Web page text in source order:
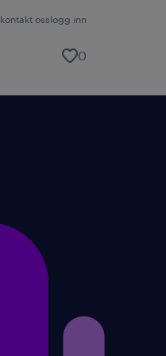
kontakt osslogg inn
0